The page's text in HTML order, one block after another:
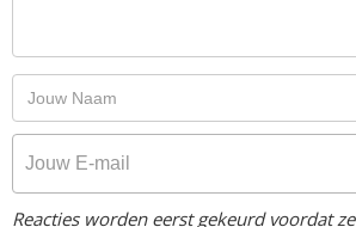
Reacties worden eerst gekeurd voordat